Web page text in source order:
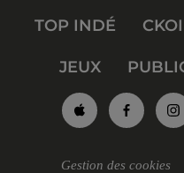
TOP INDÉ
JEUX
Gestion des cookies